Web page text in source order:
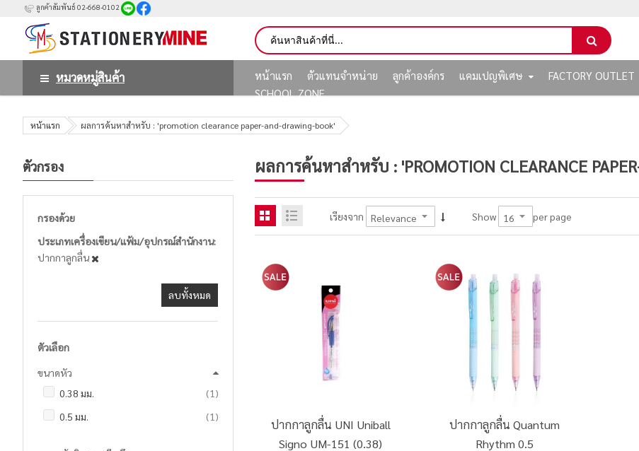
ลูกค้าสัมพันธ์ 02-668-0102
หมวดหมู่สินค้า หน้าแรก ตัวแทนจำหน่าย ลูกค้าองค์กร แคมเปญพิเศษ FACTORY OUTLET
SCHOOL ZONE
หน้าแรก ผลการค้นหาสำหรับ : 'promotion clearance paper-and-drawing-book'
ผลการค้นหาสำหรับ : 'PROMOTION CLEARANCE
เรียงจาก Show per page
ปากกาลูกลื่น UNI Uniball
Signo UM-151 (0.38)
ปากกาลูกลื่น Quantum
Rhythm 0.5
ตัวกรอง
กรองด้วย
ประเภทเครื่องเขียน/แฟ้ม/อุปกรณ์สำนักงาน
ปากกาลูกลื่น
ลบทั้งหมด
ตัวเลือก
ขนาดหัว
0.38 มม.
1 ชิ้น
0.5 มม.
1 ชิ้น